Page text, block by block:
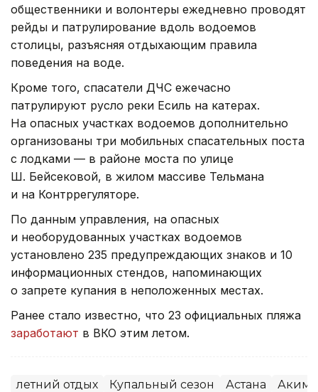
общественники и волонтеры ежедневно проводят
рейды и патрулирование вдоль водоемов
столицы, разъясняя отдыхающим правила
поведения на воде.
Кроме того, спасатели ДЧС ежечасно
патрулируют русло реки Есиль на катерах.
На опасных участках водоемов дополнительно
организованы три мобильных спасательных поста
с лодками — в районе моста по улице
Ш. Бейсековой, в жилом массиве Тельмана
и на Контррегуляторе.
По данным управления, на опасных
и необорудованных участках водоемов
установлено 235 предупреждающих знаков и 10
информационных стендов, напоминающих
о запрете купания в неположенных местах.
Ранее стало известно, что 23 официальных пляжа
заработают в ВКО этим летом.
летний отдых Купальный сезон Астана